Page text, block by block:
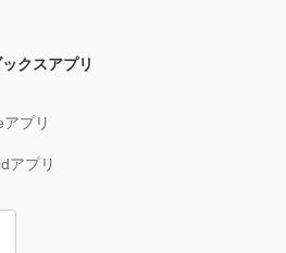
クスアプリ
プリ
アプリ